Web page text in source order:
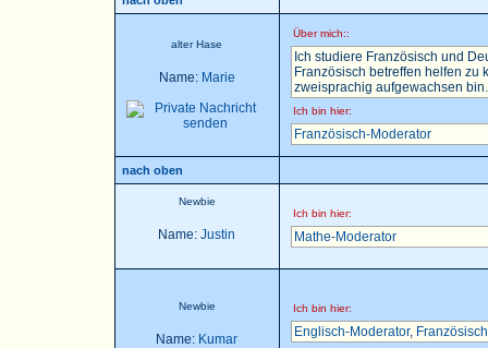
alter Hase
Name: Marie
Über mich::
Ich studiere Französisch und
Französisch betreffen helfen zu
zweisprachig aufgewachsen
Ich bin hier:
Französisch-Moderator
nach oben
Newbie
Name: Justin
Ich bin hier:
Mathe-Moderator
Newbie
Name: Kumar
Ich bin hier:
Englisch-Moderator,